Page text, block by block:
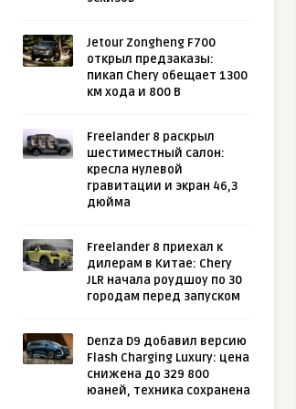
Jetour Zongheng F700
открыл предзаказы:
пикап Chery обещает 1300
км хода и 800 В
Freelander 8 раскрыл
шестиместный салон:
кресла нулевой
гравитации и экран 46,3
дюйма
Freelander 8 приехал к
дилерам в Китае: Chery
JLR начала роудшоу по 30
городам перед запуском
Denza D9 добавил версию
Flash Charging Luxury: цена
снижена до 329 800
юаней, техника сохранена